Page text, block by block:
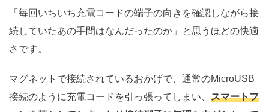
「毎回いちいち充電コードの端子の向きを確認しながら接
続していたあの手間はなんだったのか」と思うほどの快適
さです。
マグネットで接続されているおかげで、通常のMicroUSB
接続のように充電コードを引っ張ってしまい、 スマートフ